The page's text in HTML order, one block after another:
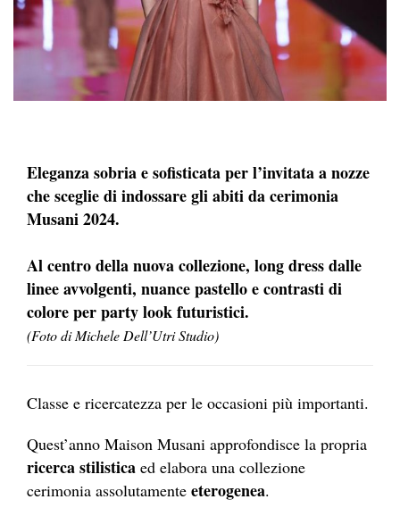
Eleganza sobria e sofisticata per l’invitata a nozze
che sceglie di indossare gli abiti da cerimonia
Musani 2024.
Al centro della nuova collezione, long dress dalle
linee avvolgenti, nuance pastello e contrasti di
colore per party look futuristici.
(Foto di Michele Dell’Utri Studio)
Classe e ricercatezza per le occasioni più importanti.
Quest’anno Maison Musani approfondisce la propria
ricerca stilistica ed elabora una collezione
cerimonia assolutamente eterogenea.